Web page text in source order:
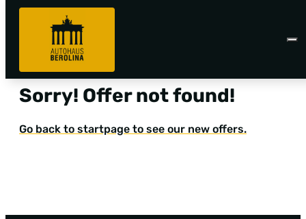
Sorry! Offer not found!
Go back to startpage to see our new offers.